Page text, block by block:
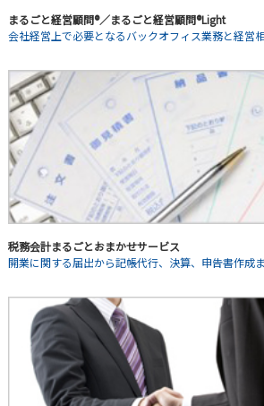
まるごと経営顧問®／まるごと経営顧問®Light
会社経営上で必要となるバックオフィス業務と経営
税務会計まるごとおまかせサービス
開業に関する届出から記帳代行、決算、申告書作成